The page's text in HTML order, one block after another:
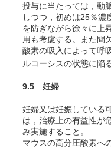
投与に当たっては，動
しつつ，初めは25％濃
を防ぎながら徐々に上
用も考慮する。また間
酸素の吸入によって呼
ルコーシスの状態に陥
9.5 妊婦
妊婦又は妊娠している
は，治療上の有益性が
み実施すること。
マウスの高分圧酸素へ